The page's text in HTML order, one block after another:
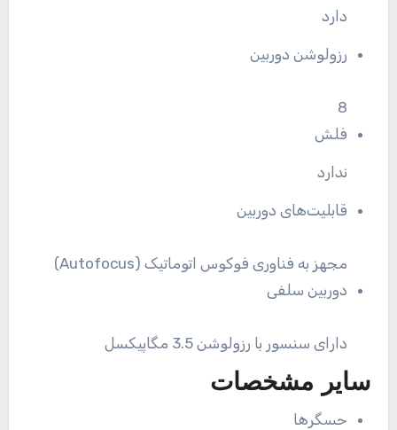
دارد
رزولوشن دوربین
8
فلش
ندارد
قابلیت‌های دوربین
مجهز به فناوری فوکوس اتوماتیک (Autofocus)
دوربین سلفی
دارای سنسور با رزولوشن 3.5 مگاپیکسل
سایر مشخصات
حسگرها